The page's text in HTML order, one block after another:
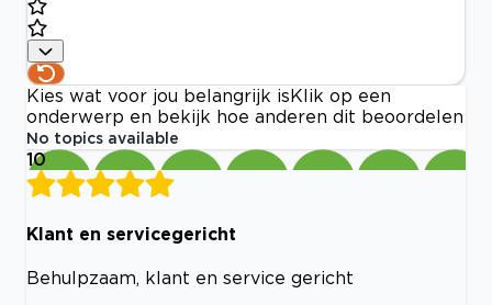
Kies wat voor jou belangrijk is Klik op een
onderwerp en bekijk hoe anderen dit beoordelen
No topics available
10
Klant en servicegericht
Behulpzaam, klant en service gericht